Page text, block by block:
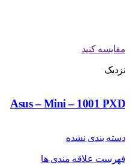
مقایسه کنید
نزدیک
Asus – Mini – 1001 PXD
دسته بندی نشده
فهرست علاقه مندی ها